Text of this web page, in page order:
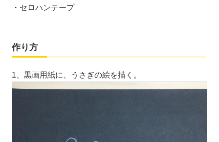
・セロハンテープ
作り方
1、黒画用紙に、うさぎの絵を描く。